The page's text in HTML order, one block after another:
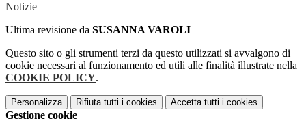
Notizie
Ultima revisione da SUSANNA VAROLI
Questo sito o gli strumenti terzi da questo utilizzati si avvalgono di
cookie necessari al funzionamento ed utili alle finalità illustrate nella
COOKIE POLICY.
Personalizza Rifiuta tutti i cookies Accetta tutti i cookies
Gestione cookie